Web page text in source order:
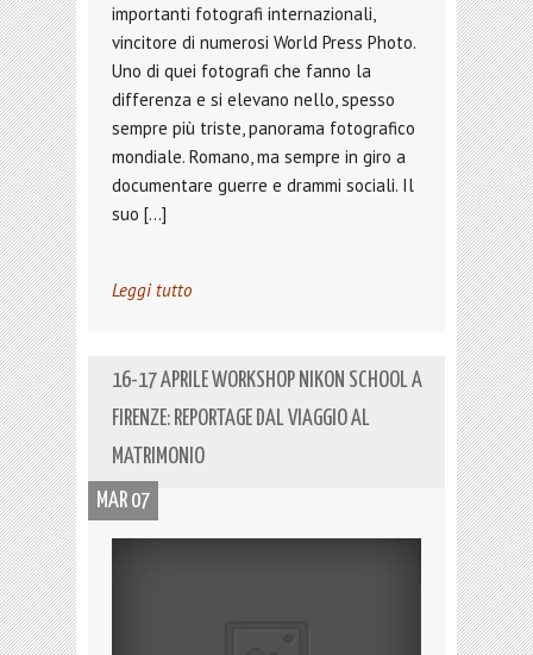
importanti fotografi internazionali,
vincitore di numerosi World Press Photo.
Uno di quei fotografi che fanno la
differenza e si elevano nello, spesso
sempre più triste, panorama fotografico
mondiale. Romano, ma sempre in giro a
documentare guerre e drammi sociali. Il
suo […]
Leggi tutto
16-17 APRILE WORKSHOP NIKON SCHOOL A
FIRENZE: REPORTAGE DAL VIAGGIO AL
MATRIMONIO
MAR 07